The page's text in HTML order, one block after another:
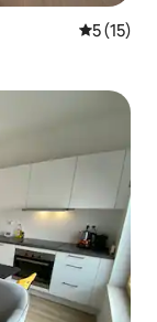
レビュー
5 (15)